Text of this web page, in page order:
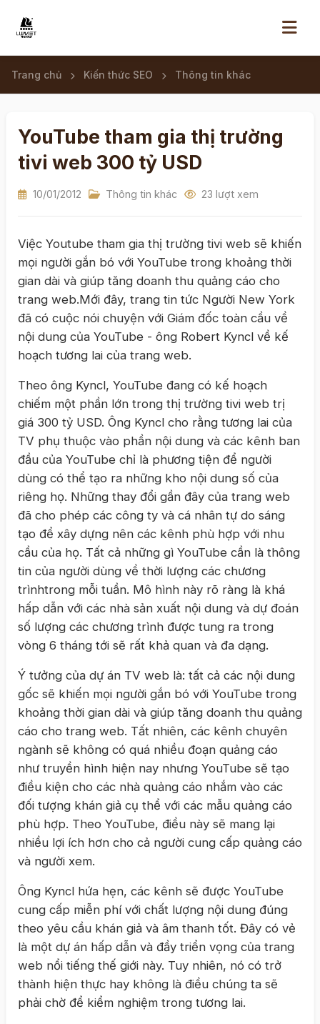
Trang chủ Kiến thức SEO Thông tin khác
YouTube tham gia thị trường
tivi web 300 tỷ USD
10/01/2012 Thông tin khác 23 lượt xem
Việc Youtube tham gia thị trường tivi web sẽ khiến
mọi người gắn bó với YouTube trong khoảng thời
gian dài và giúp tăng doanh thu quảng cáo cho
trang web.Mới đây, trang tin tức Người New York
đã có cuộc nói chuyện với Giám đốc toàn cầu về
nội dung của YouTube - ông Robert Kyncl về kế
hoạch tương lai của trang web.
Theo ông Kyncl, YouTube đang có kế hoạch
chiếm một phần lớn trong thị trường tivi web trị
giá 300 tỷ USD. Ông Kyncl cho rằng tương lai của
TV phụ thuộc vào phần nội dung và các kênh ban
đầu của YouTube chỉ là phương tiện để người
dùng có thể tạo ra những kho nội dung số của
riêng họ. Những thay đổi gần đây của trang web
đã cho phép các công ty và cá nhân tự do sáng
tạo để xây dựng nên các kênh phù hợp với nhu
cầu của họ. Tất cả những gì YouTube cần là thông
tin của người dùng về thời lượng các chương
trìnhtrong mỗi tuần. Mô hình này rõ ràng là khá
hấp dẫn với các nhà sản xuất nội dung và dự đoán
số lượng các chương trình được tung ra trong
vòng 6 tháng tới sẽ rất khả quan và đa dạng.
Ý tưởng của dự án TV web là: tất cả các nội dung
gốc sẽ khiến mọi người gắn bó với YouTube trong
khoảng thời gian dài và giúp tăng doanh thu quảng
cáo cho trang web. Tất nhiên, các kênh chuyên
ngành sẽ không có quá nhiều đoạn quảng cáo
như truyền hình hiện nay nhưng YouTube sẽ tạo
điều kiện cho các nhà quảng cáo nhắm vào các
đối tượng khán giả cụ thể với các mẫu quảng cáo
phù hợp. Theo YouTube, điều này sẽ mang lại
nhiều lợi ích hơn cho cả người cung cấp quảng cáo
và người xem.
Ông Kyncl hứa hẹn, các kênh sẽ được YouTube
cung cấp miễn phí với chất lượng nội dung đúng
theo yêu cầu khán giả và âm thanh tốt. Đây có vẻ
là một dự án hấp dẫn và đầy triển vọng của trang
web nổi tiếng thế giới này. Tuy nhiên, nó có trở
thành hiện thực hay không là điều chúng ta sẽ
phải chờ để kiểm nghiệm trong tương lai.